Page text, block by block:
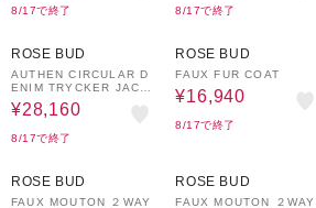
8/17で終了 8/17で終了
ROSE BUD
AUTHEN CIRCULAR D
ENIM TRYCKER JACK
ET
¥28,160
8/17で終了
ROSE BUD
FAUX FUR COAT
¥16,940
8/17で終了
ROSE BUD
FAUX MOUTON ２WAY
ROSE BUD
FAUX MOUTON ２WAY